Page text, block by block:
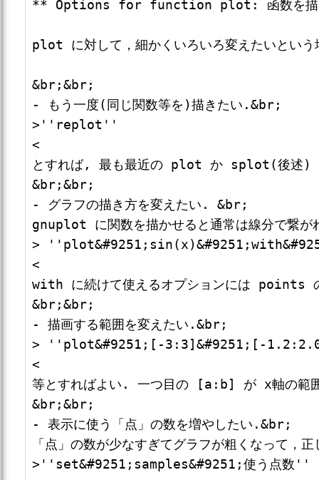
** Options for function plot: 函数を描く
plot に対して，細かくいろいろ変えたいという
&br;&br;
- もう一度(同じ関数等を)描きたい.&br;
>''replot''
<
とすれば, 最も最近の plot か splot(後述)
&br;&br;
- グラフの描き方を変えたい. &br;
gnuplot に関数を描かせると通常は線分で繋
>
<
with に続けて使えるオプションには
&br;&br;
- 描画する範囲を変えたい.&br;
> ''plot&#9251;[-3:3]&#9251;[-
<
等とすればよい. 一つ目の [a:b] が x軸の範
&br;&br;
- 表示に使う「点」の数を増やしたい.&br;
「点」の数が少なすぎてグラフが粗くなって
>''set&#9251;samples&#9251;使う点数''